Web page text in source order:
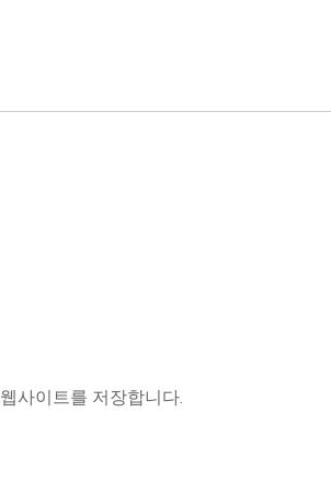
사이트를 저장합니다.